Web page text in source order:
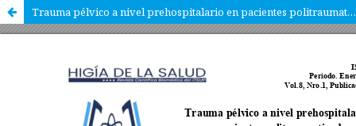
Trauma pélvico a nivel prehospitalario en pacientes politraumatizados